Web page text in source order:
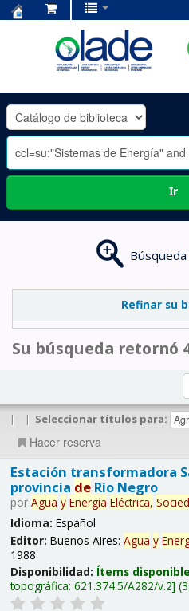
OLADE
-
Ir
Refinar su
Su búsqueda retornó
| | Seleccionar títulos para:
Hacer reserva
Estación transformadora
provincia deRío Negro
por Agua y Energía Eléctrica,
Idioma: Español
Editor: Buenos Aires: Agua y
1988
Disponibilidad: Ítems
topográfica: 621.374.5/A282/v.2